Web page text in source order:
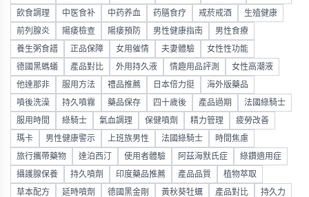
飲食調理 中医食补 中药养血 药膳食疗 戒菸戒酒 生殖健康
前列腺炎 陽痿檢查 陽痿預防 男性健康指南 男性食療
養生粥食譜 正品保障 女用催情 夫妻體驗 女性性功能
德國黑螞蟻 產品對比 外用持久液 情趣用品評測 女性高潮液
他達那非 服用方法 禮品推薦 日本倍力挺 海外版藥品
噴後洗澡 持久噴霧 藥品保存 四十歲後 產品過期 法國綠騎士
服用時間 綠騎士 氣血調理 保健噴劑 精力管理 疲勞改善
瑪卡 男性健康警示 上班族男性 法國綠騎士 時間焦慮
旅行攜帶藥物 達泊西汀 使用者體驗 阿茲海默氏症 綠鑽適用症
攝護腺保養 持久噴劑 印度藥品推薦 產品品質 植物萃取
草本配方 延時噴劑 德國黑金剛 黃秋葵牡蠣 產品對比 持久力